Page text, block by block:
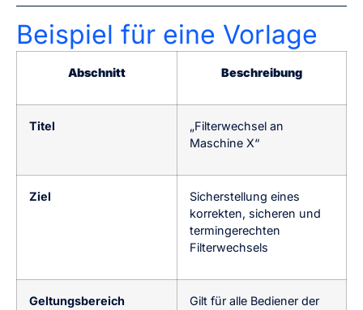
Beispiel für eine Vorlage
Abschnitt Beschreibung
Titel
„Filterwechsel an
Maschine X“
Ziel
Sicherstellung eines
korrekten, sicheren und
termingerechten
Filterwechsels
Geltungsbereich
Gilt für alle Bediener der